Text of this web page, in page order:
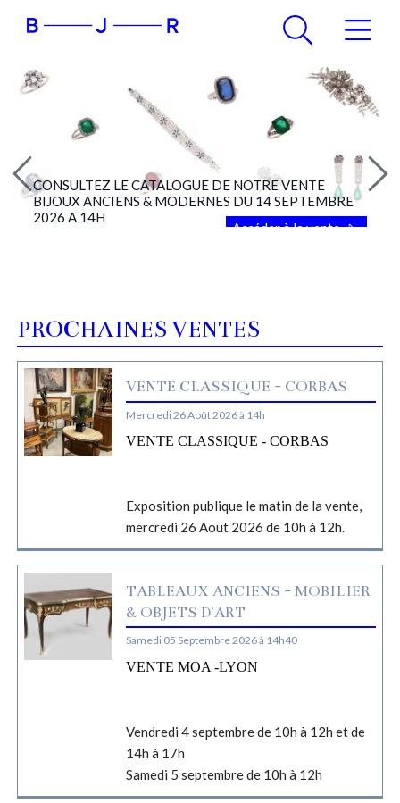
CONSULTEZ LE CATALOGUE DE NOTRE VENTE
BIJOUX ANCIENS & MODERNES DU 14 SEPTEMBRE
2026 A 14H
Accéder à la vente
PROCHAINES VENTES
VENTE CLASSIQUE - CORBAS
Mercredi 26 Août 2026 à 14h
VENTE CLASSIQUE - CORBAS
Exposition publique le matin de la vente,
mercredi 26 Aout 2026 de 10h à 12h.
TABLEAUX ANCIENS - MOBILIER
& OBJETS D'ART
Samedi 05 Septembre 2026 à 14h40
VENTE MOA -LYON
Vendredi 4 septembre de 10h à 12h et de
14h à 17h
Samedi 5 septembre de 10h à 12h